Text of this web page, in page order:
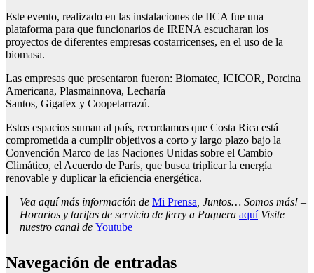
Este evento, realizado en las instalaciones de IICA fue una
plataforma para que funcionarios de IRENA escucharan los
proyectos de diferentes empresas costarricenses, en el uso de la
biomasa.
Las empresas que presentaron fueron: Biomatec, ICICOR, Porcina
Americana, Plasmainnova, Lecharía
Santos, Gigafex y Coopetarrazú.
Estos espacios suman al país, recordamos que Costa Rica está
comprometida a cumplir objetivos a corto y largo plazo bajo la
Convención Marco de las Naciones Unidas sobre el Cambio
Climático, el Acuerdo de París, que busca triplicar la energía
renovable y duplicar la eficiencia energética.
Vea aquí más información de Mi Prensa, Juntos… Somos más! –
Horarios y tarifas de servicio de ferry a Paquera aquíVisite
nuestro canal de Youtube
Navegación de entradas